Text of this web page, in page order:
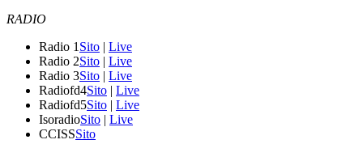
RADIO
Radio 1 Sito | Live
Radio 2Sito | Live
Radio 3Sito | Live
Radiofd4Sito | Live
Radiofd5Sito | Live
IsoradioSito | Live
CCISSSito